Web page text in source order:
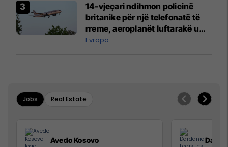
14-vjeçari ndihmon policinë
britanike për një telefonatë të
rreme, aeroplanët luftarakë u
ngritën në ajër për të
Evropa
Jobs Real Estate
Avedo Kosovo